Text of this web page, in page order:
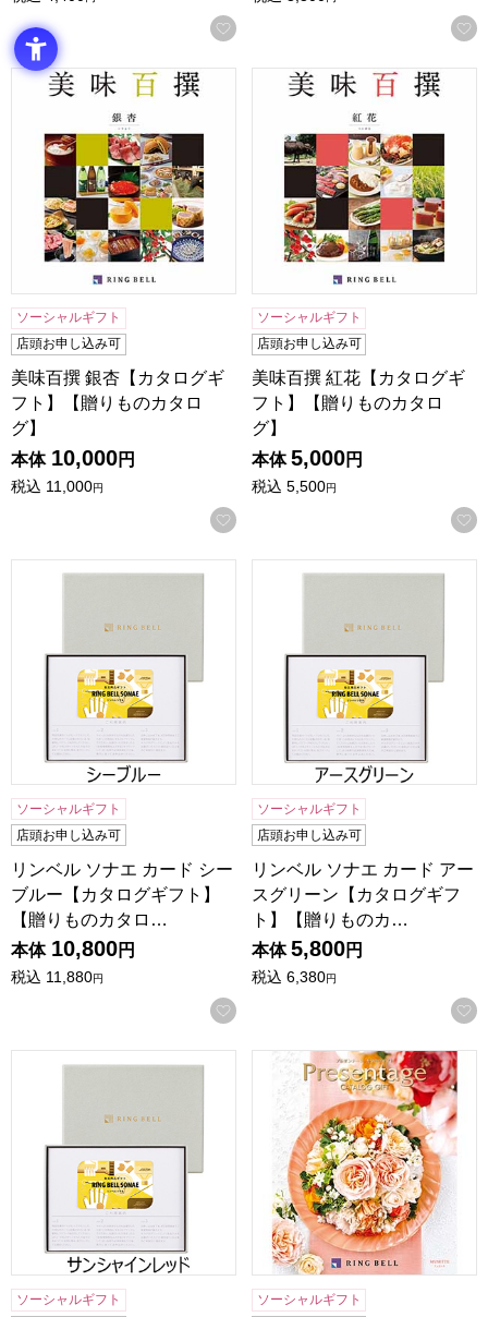
お気に入りに登録する
美味百撰 銀杏【カタログギフト】【贈りものカタログ】
ソーシャルギフト
店頭お申し込み可
美味百撰 銀杏【カタログギ
フト】【贈りものカタロ
グ】
本体 10,000円
税込 11,000円
お気に入りに登録する
美味百撰 紅花【カタログギ
ソーシャルギフト
店頭お申し込み可
美味百撰 紅花【カタログギ
フト】【贈りものカタロ
グ】
本体 5,000円
税込 5,500円
リンベル ソナエ カード シーブルー【カタログギフト】【贈
ソーシャルギフト
店頭お申し込み可
リンベル ソナエ カード シー
ブルー【カタログギフト】
【贈りものカタロ…
本体 10,800円
税込 11,880円
お気に入りに登録する
リンベル ソナエ カード アー
ソーシャルギフト
店頭お申し込み可
リンベル ソナエ カード アー
スグリーン【カタログギフ
ト】【贈りものカ…
本体 5,800円
税込 6,380円
リンベル ソナエ カード サンシャインレッド【カタログギフ
ソーシャルギフト
プレゼンテージ ミュゼット
ソーシャルギフト